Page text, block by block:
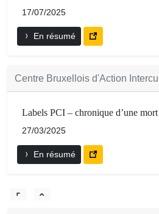
17/07/2025
En résumé
Centre Bruxellois d'Action
Labels PCI – chronique d’une
27/03/2025
En résumé